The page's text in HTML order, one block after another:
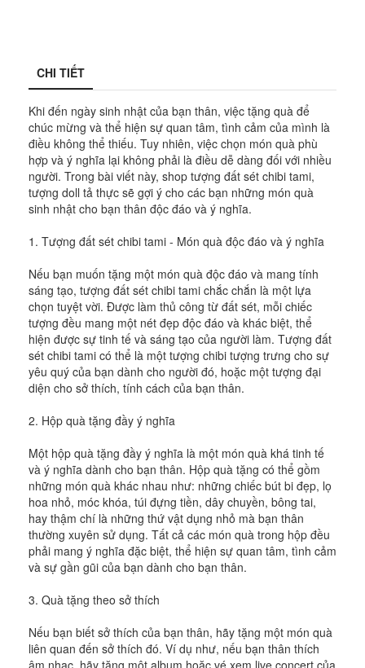
CHI TIẾT
Khi đến ngày sinh nhật của bạn thân, việc tặng quà để
chúc mừng và thể hiện sự quan tâm, tình cảm của mình là
điều không thể thiếu. Tuy nhiên, việc chọn món quà phù
hợp và ý nghĩa lại không phải là điều dễ dàng đối với nhiều
người. Trong bài viết này, shop tượng đất sét chibi tami,
tượng doll tả thực sẽ gợi ý cho các bạn những món quà
sinh nhật cho bạn thân độc đáo và ý nghĩa.
1. Tượng đất sét chibi tami - Món quà độc đáo và ý nghĩa
Nếu bạn muốn tặng một món quà độc đáo và mang tính
sáng tạo, tượng đất sét chibi tami chắc chắn là một lựa
chọn tuyệt vời. Được làm thủ công từ đất sét, mỗi chiếc
tượng đều mang một nét đẹp độc đáo và khác biệt, thể
hiện được sự tinh tế và sáng tạo của người làm. Tượng đất
sét chibi tami có thể là một tượng chibi tượng trưng cho sự
yêu quý của bạn dành cho người đó, hoặc một tượng đại
diện cho sở thích, tính cách của bạn thân.
2. Hộp quà tặng đầy ý nghĩa
Một hộp quà tặng đầy ý nghĩa là một món quà khá tinh tế
và ý nghĩa dành cho bạn thân. Hộp quà tặng có thể gồm
những món quà khác nhau như: những chiếc bút bi đẹp, lọ
hoa nhỏ, móc khóa, túi đựng tiền, dây chuyền, bông tai,
hay thậm chí là những thứ vật dụng nhỏ mà bạn thân
thường xuyên sử dụng. Tất cả các món quà trong hộp đều
phải mang ý nghĩa đặc biệt, thể hiện sự quan tâm, tình cảm
và sự gần gũi của bạn dành cho bạn thân.
3. Quà tặng theo sở thích
Nếu bạn biết sở thích của bạn thân, hãy tặng một món quà
liên quan đến sở thích đó. Ví dụ như, nếu bạn thân thích
âm nhạc, hãy tặng một album hoặc vé xem live concert của